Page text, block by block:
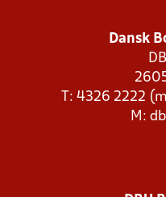
Dansk
T: 4326 2222
M: